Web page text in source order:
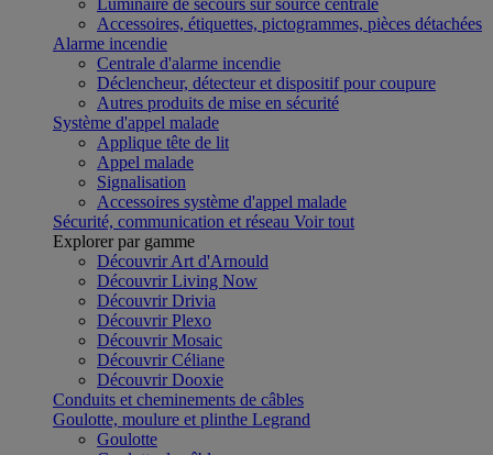
Luminaire de secours sur source centrale
Accessoires, étiquettes, pictogrammes, pièces détachées
Alarme incendie
Centrale d'alarme incendie
Déclencheur, détecteur et dispositif pour coupure
Autres produits de mise en sécurité
Système d'appel malade
Applique tête de lit
Appel malade
Signalisation
Accessoires système d'appel malade
Sécurité, communication et réseau Voir tout
Explorer par gamme
Découvrir Art d'Arnould
Découvrir Living Now
Découvrir Drivia
Découvrir Plexo
Découvrir Mosaic
Découvrir Céliane
Découvrir Dooxie
Conduits et cheminements de câbles
Goulotte, moulure et plinthe Legrand
Goulotte